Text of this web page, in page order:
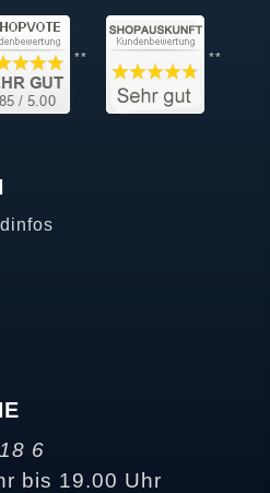
** **
6
bis 19.00 Uhr